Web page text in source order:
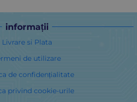
informații
Livrare si Plata
de utilizare
de confidențialitate
privind cookie-urile